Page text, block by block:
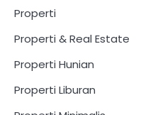
Properti
Properti & Real Estate
Properti Hunian
Properti Liburan